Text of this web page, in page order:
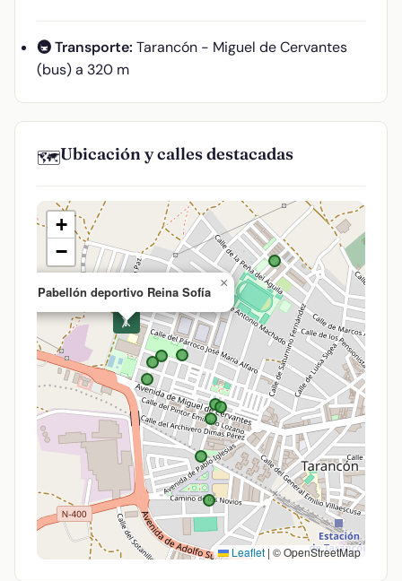
🚇 Transporte: Tarancón - Miguel de Cervantes
(bus) a 320 m
🗺️Ubicación y calles destacadas
🤸
Pabellón deportivo Reina Sofía
×
+
−
Leaflet | © OpenStreetMap